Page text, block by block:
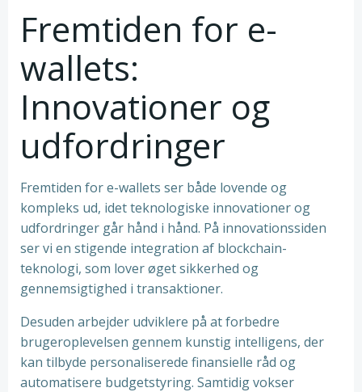
Fremtiden for e-
wallets:
Innovationer og
udfordringer
Fremtiden for e-wallets ser både lovende og
kompleks ud, idet teknologiske innovationer og
udfordringer går hånd i hånd. På innovationssiden
ser vi en stigende integration af blockchain-
teknologi, som lover øget sikkerhed og
gennemsigtighed i transaktioner.
Desuden arbejder udviklere på at forbedre
brugeroplevelsen gennem kunstig intelligens, der
kan tilbyde personaliserede finansielle råd og
automatisere budgetstyring. Samtidig vokser